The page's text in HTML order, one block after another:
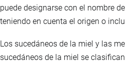
puede designarse con el nombre
teniendo en cuenta el origen o
Los sucedáneos de la miel y las
sucedáneos de la miel se